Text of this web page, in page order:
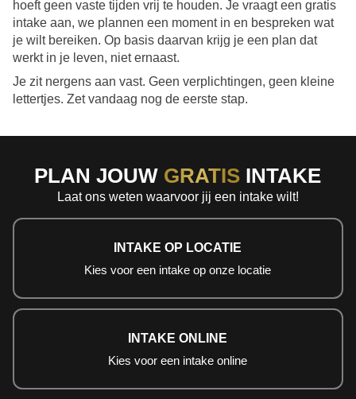
hoeft geen vaste tijden vrij te houden. Je vraagt een gratis
intake aan, we plannen een moment in en bespreken wat
je wilt bereiken. Op basis daarvan krijg je een plan dat
werkt in je leven, niet ernaast.
Je zit nergens aan vast. Geen verplichtingen, geen kleine
lettertjes. Zet vandaag nog de eerste stap.
PLAN JOUW GRATIS INTAKE
Laat ons weten waarvoor jij een intake wilt!
INTAKE OP LOCATIE
Kies voor een intake op onze locatie
INTAKE ONLINE
Kies voor een intake online